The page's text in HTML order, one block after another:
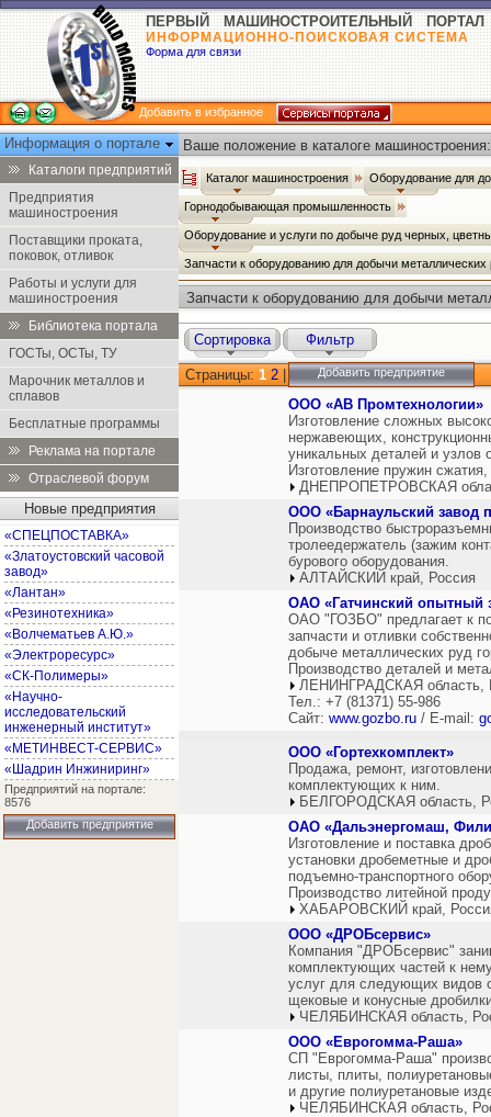
ПЕРВЫЙ МАШИНОСТРОИТЕЛЬНЫЙ ПОРТАЛ
ИНФОРМАЦИОННО-ПОИСКОВАЯ СИСТЕМА
Форма для связи
Добавить в избранное
Информация о портале
Каталоги предприятий
Предприятия
машиностроения
Поставщики проката,
поковок, отливок
Работы и услуги для
машиностроения
Библиотека портала
ГОСТы, ОСТы, ТУ
Марочник металлов и
сплавов
Бесплатные программы
Реклама на портале
Отраслевой форум
Новые предприятия
«СПЕЦПОСТАВКА»
«Златоустовский часовой
завод»
«Лантан»
«Резинотехника»
«Волчематьев А.Ю.»
«Электроресурс»
«СК-Полимеры»
«Научно-
исследовательский
инженерный институт»
«МЕТИНВЕСТ-СЕРВИС»
«Шадрин Инжиниринг»
Предприятий на портале:
8576
Добавить предприятие
Ваше положение в каталоге машиностроения:
Каталог машиностроения Оборудование для
Горнодобывающая промышленность
Оборудование и услуги по добыче руд черных,
Запчасти к оборудованию для добычи
Запчасти к оборудованию для добычи
Сортировка Фильтр
Страницы: 1 2 Добавить предприятие
ООО «АВ Промтехнологии»
Изготовление сложных
нержавеющих,
уникальных деталей и узлов
Изготовление пружин
ДНЕПРОПЕТРОВСКАЯ
ООО «Барнаульский завод
Производство
тролеедержатель (зажим
бурового оборудования.
АЛТАЙСКИЙ край, Россия
ОАО «Гатчинский опытный
ОАО "ГОЗБО" предлагает к
запчасти и отливки
добыче металлических руд
Производство деталей и
ЛЕНИНГРАДСКАЯ область,
Тел.: +7 (81371) 55-986
Сайт: www.gozbo.ru / E-mail:
ООО «Гортехкомплект»
Продажа, ремонт,
комплектующих к ним.
БЕЛГОРОДСКАЯ область,
ОАО «Дальэнергомаш,
Изготовление и поставка
установки дробеметные и
подъемно-транспортного
Производство литейной
ХАБАРОВСКИЙ край,
ООО «ДРОБсервис»
Компания "ДРОБсервис"
комплектующих частей к
услуг для следующих видов
щековые и конусные
ЧЕЛЯБИНСКАЯ область,
ООО «Еврогомма-Раша»
СП "Еврогомма-Раша"
листы, плиты,
и другие полиуретановые
ЧЕЛЯБИНСКАЯ область,